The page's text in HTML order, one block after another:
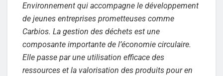
Environnement qui accompagne le développement
de jeunes entreprises prometteuses comme
Carbios. La gestion des déchets est une
composante importante de l’économie circulaire.
Elle passe par une utilisation efficace des
ressources et la valorisation des produits pour en